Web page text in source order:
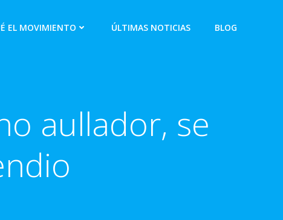
EL MOVIMIENTO ÚLTIMAS NOTICIAS BLOG
aullador, se